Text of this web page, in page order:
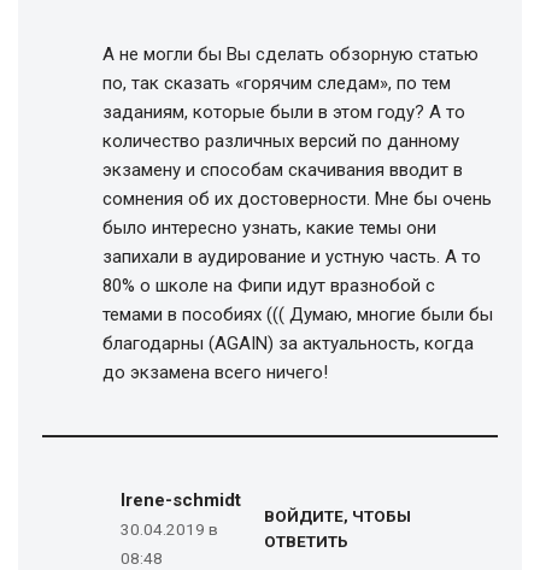
А не могли бы Вы сделать обзорную статью
по, так сказать «горячим следам», по тем
заданиям, которые были в этом году? А то
количество различных версий по данному
экзамену и способам скачивания вводит в
сомнения об их достоверности. Мне бы очень
было интересно узнать, какие темы они
запихали в аудирование и устную часть. А то
80% о школе на Фипи идут вразнобой с
темами в пособиях ((( Думаю, многие были бы
благодарны (AGAIN) за актуальность, когда
до экзамена всего ничего!
Irene-schmidt
30.04.2019 в
08:48
ВОЙДИТЕ, ЧТОБЫ
ОТВЕТИТЬ